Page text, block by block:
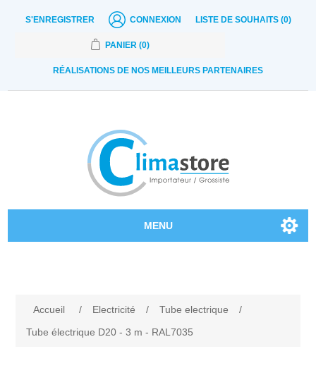
S'ENREGISTRER CONNEXION LISTE DE SOUHAITS (0)
PANIER (0)
RÉALISATIONS DE NOS MEILLEURS PARTENAIRES
MENU
Accueil / Electricité / Tube electrique
/
Tube électrique D20 - 3 m - RAL7035